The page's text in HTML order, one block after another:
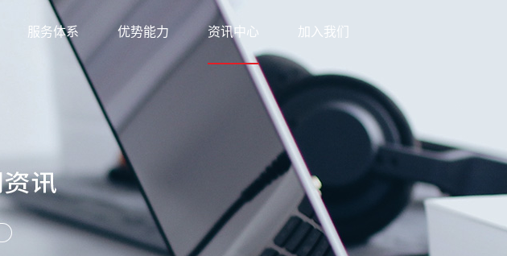
服务体系 优势能力
信息科技
服务网络
资源优势
解决方案
资讯中心
新闻中心
下载中心
加入我们